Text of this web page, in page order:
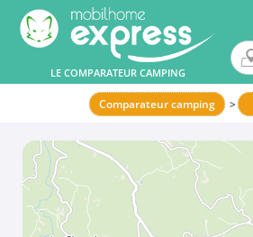
LE COMPARATEUR CAMPING
Comparateur camping